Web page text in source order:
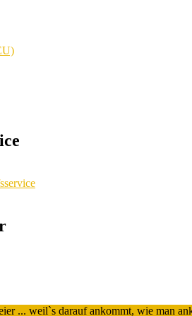
... weil`s darauf ankommt, wie man